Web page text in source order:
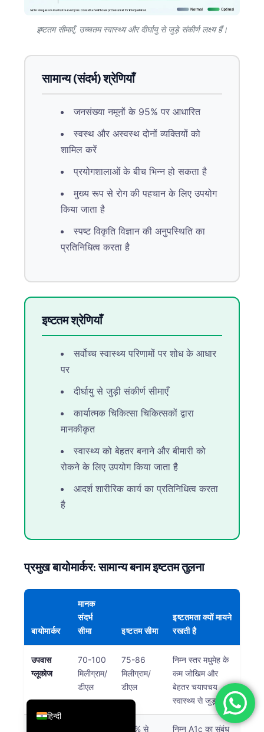
इष्टतम सीमाएँ, उच्चतम स्वास्थ्य और दीर्घायु से जुड़े संकीर्ण लक्ष्य हैं।
सामान्य (संदर्भ) श्रेणियाँ
जनसंख्या नमूनों के 95% पर आधारित
स्वस्थ और अस्वस्थ दोनों व्यक्तियों को
शामिल करें
प्रयोगशालाओं के बीच भिन्न हो सकता है
मुख्य रूप से रोग की पहचान के लिए उपयोग
किया जाता है
स्पष्ट विकृति विज्ञान की अनुपस्थिति का
प्रतिनिधित्व करता है
इष्टतम श्रेणियाँ
सर्वोच्च स्वास्थ्य परिणामों पर शोध के आधार
पर
दीर्घायु से जुड़ी संकीर्ण सीमाएँ
कार्यात्मक चिकित्सा चिकित्सकों द्वारा
मानकीकृत
स्वास्थ्य को बेहतर बनाने और बीमारी को
रोकने के लिए उपयोग किया जाता है
आदर्श शारीरिक कार्य का प्रतिनिधित्व करता
है
प्रमुख बायोमार्कर: सामान्य बनाम इष्टतम तुलना
बायोमार्कर
मानक
संदर्भ
सीमा
इष्टतम सीमा
इष्टतमता क्यों मायने
रखती है
उपवास
ग्लूकोज
70-100
मिलीग्राम/
डीएल
75-86
मिलीग्राम/
डीएल
निम्न स्तर मधुमेह के
कम जोखिम और
बेहतर चयापचय
स्वास्थ्य से जुड़ा है
5.3% से निम्न A1c का संबंध
हिन्दी
Deutsch
العربية
Português
Ελληνικά
Română
فارسی
Bahasa Indonesia
Հայերեն
Српски језик
Eesti
日本語
Čeština
ქართული
Русский
Lietuvių kalba
Polski
한국어
Slovenščina
Magyar
Shqip
বাংলা
اردو